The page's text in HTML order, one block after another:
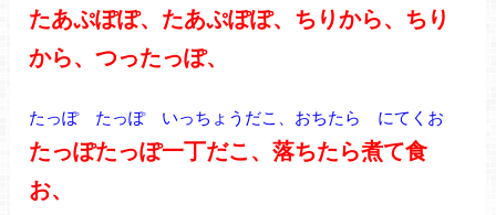
たあぷぽぽ、たあぷぽぽ、ちりから、ちり
から、つったっぽ、
たっぽ たっぽ いっちょうだこ、おちたら にてくお
たっぽたっぽ一丁だこ、落ちたら煮て食
お、